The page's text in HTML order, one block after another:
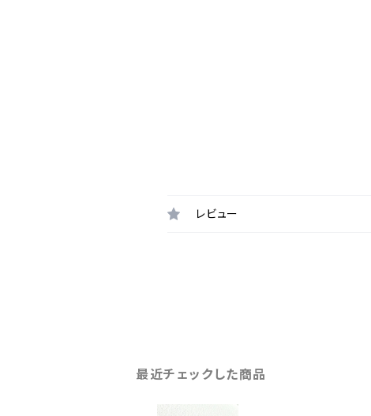
レビュー
最近チェックした商品